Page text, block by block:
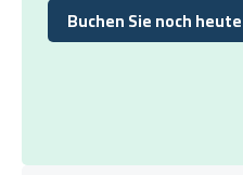
Buchen Sie noch heute
Buchen Sie noch heute